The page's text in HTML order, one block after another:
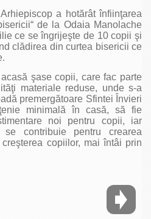
a hotărât înfiinţarea
de la Odaia Manolache
ce se îngrijeşte de 10 copii şi
clădirea din curtea bisericii ce
şase copii, care fac parte
materiale reduse, unde s-a
premergătoare Sfintei Învieri
minimală în casă, să fie
noi pentru copii, iar
contribuie pentru crearea
copiilor, mai întâi prin